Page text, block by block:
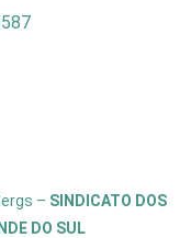
– SINDICATO DOS
DO SUL